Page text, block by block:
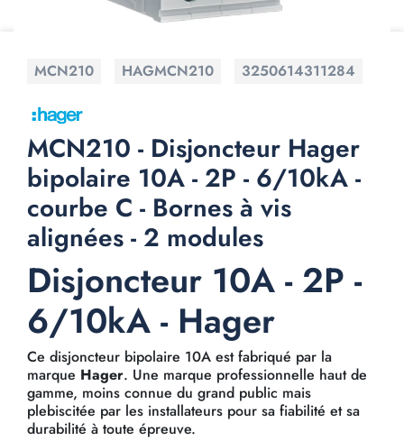
MCN210 HAGMCN210 3250614311284
MCN210 - Disjoncteur Hager
bipolaire 10A - 2P - 6/10kA -
courbe C - Bornes à vis
alignées - 2 modules
Disjoncteur 10A - 2P -
6/10kA - Hager
Ce disjoncteur bipolaire 10A est fabriqué par la
marque Hager. Une marque professionnelle haut de
gamme, moins connue du grand public mais
plebiscitée par les installateurs pour sa fiabilité et sa
durabilité à toute épreuve.